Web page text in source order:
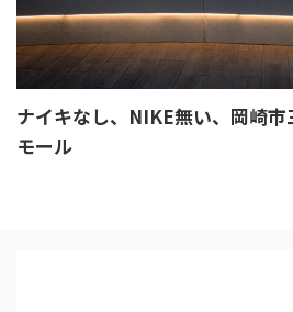
ナイキなし、NIKE無い、岡崎市
モール